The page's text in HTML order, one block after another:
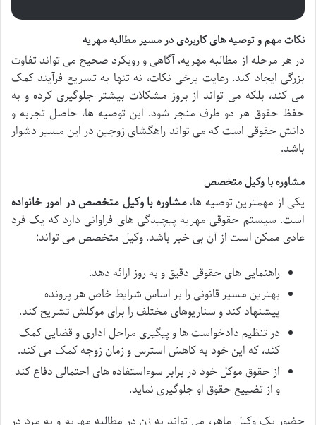
نکات مهم و توصیه های کاربردی در مسیر مطالبه مهریه
در هر مرحله از مطالبه مهریه، آگاهی و رویکرد صحیح می تواند تفاوت
بزرگی ایجاد کند. رعایت برخی نکات، نه تنها به تسریع فرآیند کمک
می کند، بلکه می تواند از بروز مشکلات بیشتر جلوگیری کرده و به
حفظ حقوق هر دو طرف منجر شود. این توصیه ها، حاصل تجربه و
دانش حقوقی است که می تواند راهگشای زوجین در این مسیر دشوار
باشد.
مشاوره با وکیل متخصص
یکی از مهمترین توصیه ها،مشاوره با وکیل متخصص در امور خانواده
است. سیستم حقوقی مهریه پیچیدگی های فراوانی دارد که یک فرد
عادی ممکن است از آن بی خبر باشد. وکیل متخصص می تواند:
راهنمایی های حقوقی دقیق و به روز ارائه دهد.
بهترین مسیر قانونی را بر اساس شرایط خاص هر پرونده
پیشنهاد کند و سناریوهای مختلف را برای موکلش تشریح کند.
در تنظیم دادخواست ها و پیگیری مراحل اداری و قضایی کمک
کند، که این خود به کاهش استرس و زمان زوجه کمک می کند.
از حقوق موکل خود در برابر سوءاستفاده های احتمالی دفاع کند
و از تضییع حقوق او جلوگیری نماید.